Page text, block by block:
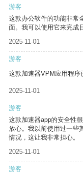
游客
这款办公软件的功能非常
面。我可以使用它来完成
2025-11-01
游客
这款加速器VPM应用程序
2025-11-01
游客
这款加速器app的安全性
放心。我以前使用过一些
情况，这让我非常担心。
2025-11-01
游客